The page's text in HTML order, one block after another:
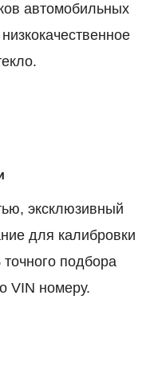
автомобильных
эксклюзивный
для калибровки
подбора
VIN номеру.